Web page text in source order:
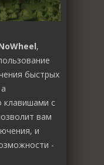
,
быстрых
клавишами с
вам
и
-